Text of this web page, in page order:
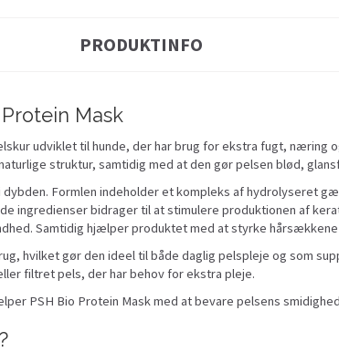
PRODUKTINFO
Mask
udviklet til hunde, der har brug for ekstra fugt, næring
struktur, samtidig med at den gør pelsen blød,
Formlen indeholder et kompleks af hydrolyseret
ingredienser bidrager til at stimulere produktionen af
Samtidig hjælper produktet med at styrke
hvilket gør den ideel til både daglig pelspleje og som
filtret pels, der har behov for ekstra pleje.
PSH Bio Protein Mask med at bevare pelsens